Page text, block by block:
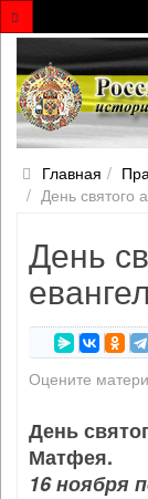
Главная
День святого
День
Оцените
День
Матфея.
16 ноября